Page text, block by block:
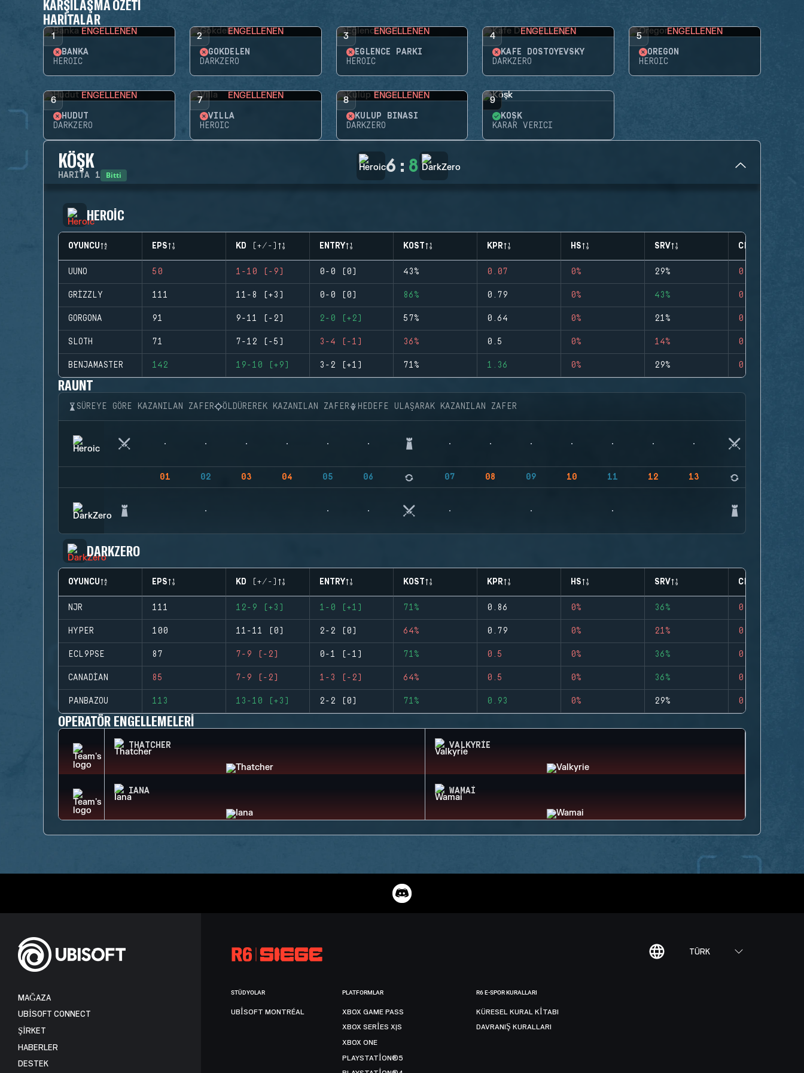
KARŞILAŞMA ÖZETI
HARITALAR
1 ENGELLENEN
BANKA
HEROIC
2 ENGELLENEN
GÖKDELEN
DARKZERO
3 ENGELLENEN
EĞLENCE PARKI
HEROIC
4 ENGELLENEN
KAFE DOSTOYEVSKY
DARKZERO
5 ENGELLENEN
OREGON
HEROIC
6 ENGELLENEN
HUDUT
DARKZERO
7 ENGELLENEN
VILLA
HEROIC
8 ENGELLENEN
KULÜP BINASI
DARKZERO
9
KÖŞK
KARAR VERICI
KÖŞK
HARITA 1 Bitti 6 : 8
HEROIC
OYUNCU EPS KD (+/-) ENTRY KOST KPR HS SRV CLUTCHES
UUNO 50 1-10 (-9) 0-0 (0) 43% 0.07 0% 29% 0
GRIZZLY 111 11-8 (+3) 0-0 (0) 86% 0.79 0% 43% 0
GORGONA 91 9-11 (-2) 2-0 (+2) 57% 0.64 0% 21% 0
SLOTH 71 7-12 (-5) 3-4 (-1) 36% 0.5 0% 14% 0
BENJAMASTER 142 19-10 (+9) 3-2 (+1) 71% 1.36 0% 29% 0
RAUNT
SÜREYE GÖRE KAZANILAN ZAFER ÖLDÜREREK KAZANILAN ZAFER HEDEFE ULAŞARAK KAZANILAN ZAFER
01 02 03 04 05 06 07 08 09 10 11 12 13
DARKZERO
OYUNCU EPS KD (+/-) ENTRY KOST KPR HS SRV CLUTCHES
NJR 111 12-9 (+3) 1-0 (+1) 71% 0.86 0% 36% 0
HYPER 100 11-11 (0) 2-2 (0) 64% 0.79 0% 21% 0
ECL9PSE 87 7-9 (-2) 0-1 (-1) 71% 0.5 0% 36% 0
CANADIAN 85 7-9 (-2) 1-3 (-2) 64% 0.5 0% 36% 0
PANBAZOU 113 13-10 (+3) 2-2 (0) 71% 0.93 0% 29% 0
OPERATÖR ENGELLEMELERI
THATCHER VALKYRIE
IANA WAMAI
TÜRK
MAĞAZA
UBISOFT CONNECT
ŞİRKET
HABERLER
DESTEK
STÜDYOLAR
UBISOFT MONTRÉAL
PLATFORMLAR
XBOX GAME PASS
XBOX SERIES X|S
XBOX ONE
PLAYSTATION®5
R6 E-SPOR KURALLARI
KÜRESEL KURAL KITABI
DAVRANIŞ KURALLARI